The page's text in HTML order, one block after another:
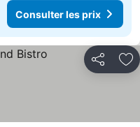
Consulter les prix
Partager